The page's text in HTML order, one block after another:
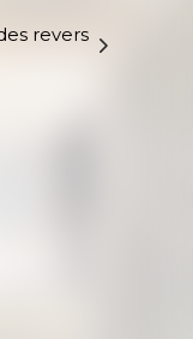
revers